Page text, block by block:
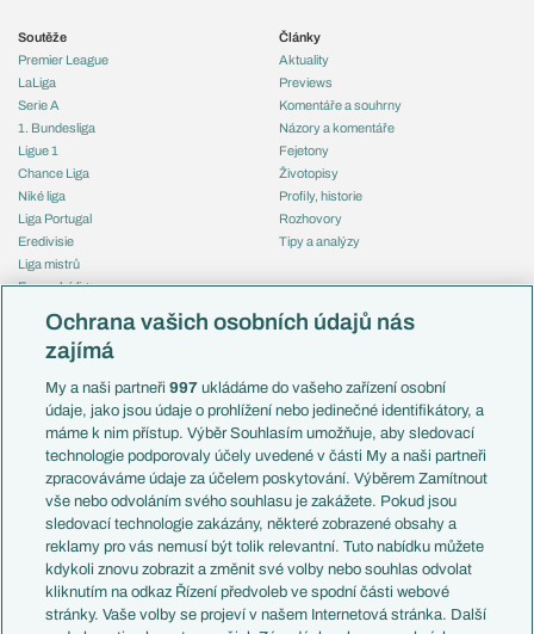
Soutěže
Premier League
LaLiga
Serie A
1. Bundesliga
Ligue 1
Chance Liga
Niké liga
Liga Portugal
Eredivisie
Liga mistrů
Evropská liga
Mistrovství světa
Liga národů
Témata
Představení týmů MS
EuroSkauting
PL v kostce
Evropské koeficienty
Přestupy
Přestupové spekulace
Zranění
Kluby
Články
Aktuality
Previews
Komentáře a souhrny
Názory a komentáře
Fejetony
Životopisy
Profily, historie
Rozhovory
Tipy a analýzy
Česko
Francie
Itálie
Německo
Španělsko
Argentina
Brazílie
Přestupy
Zápasy
Livescore
Tipovací soutěž
Ochrana vašich osobních údajů nás
zajímá
My a naši partneři997 ukládáme do vašeho zařízení osobní
údaje, jako jsou údaje o prohlížení nebo jedinečné identifikátory, a
máme k nim přístup. Výběr Souhlasím umožňuje, aby sledovací
technologie podporovaly účely uvedené v části My a naši partneři
zpracováváme údaje za účelem poskytování. Výběrem Zamítnout
vše nebo odvoláním svého souhlasu je zakážete. Pokud jsou
sledovací technologie zakázány, některé zobrazené obsahy a
reklamy pro vás nemusí být tolik relevantní. Tuto nabídku můžete
kdykoli znovu zobrazit a změnit své volby nebo souhlas odvolat
kliknutím na odkaz Řízení předvoleb ve spodní části webové
stránky. Vaše volby se projeví v našem Internetová stránka. Další